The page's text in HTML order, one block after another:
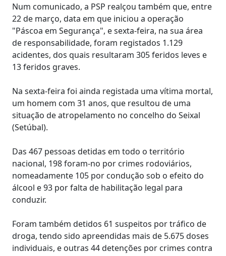
Num comunicado, a PSP realçou também que, entre
22 de março, data em que iniciou a operação
"Páscoa em Segurança", e sexta-feira, na sua área
de responsabilidade, foram registados 1.129
acidentes, dos quais resultaram 305 feridos leves e
13 feridos graves.
Na sexta-feira foi ainda registada uma vítima mortal,
um homem com 31 anos, que resultou de uma
situação de atropelamento no concelho do Seixal
(Setúbal).
Das 467 pessoas detidas em todo o território
nacional, 198 foram-no por crimes rodoviários,
nomeadamente 105 por condução sob o efeito do
álcool e 93 por falta de habilitação legal para
conduzir.
Foram também detidos 61 suspeitos por tráfico de
droga, tendo sido apreendidas mais de 5.675 doses
individuais, e outras 44 detenções por crimes contra